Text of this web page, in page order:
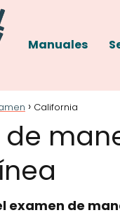
Manuales
California
de
examen de